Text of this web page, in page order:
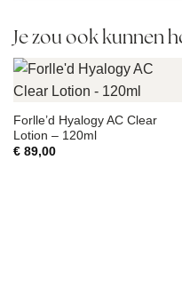
Je zou ook kunnen
Forlle’d Hyalogy AC Clear
Lotion – 120ml
€89,00